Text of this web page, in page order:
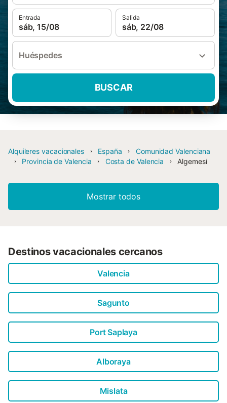
Entrada
sáb, 15/08
Salida
sáb, 22/08
Huéspedes
BUSCAR
Alquileres vacacionales España
Comunidad Valenciana
Provincia de Valencia
Costa de Valencia Algemesí
Mostrar todos
Destinos vacacionales cercanos
Valencia
Sagunto
Port Saplaya
Alboraya
Mislata